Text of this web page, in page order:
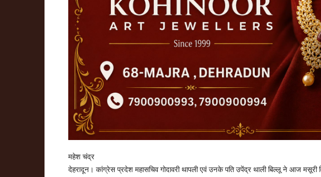
महेश चंद्र
देहरादून। कांग्रेस प्रदेश महासचिव गोदावरी थापली एवं उनके पति उपेंद्र थाली बिल्लू ने आज मसूरी